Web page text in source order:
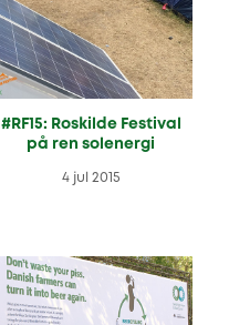
#RF15: Roskilde Festival
på ren solenergi
4 jul 2015